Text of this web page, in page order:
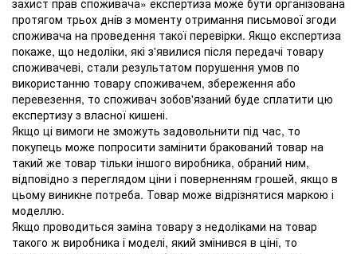
захист прав споживача» експертиза може бути організована
протягом трьох днів з моменту отримання письмової згоди
споживача на проведення такої перевірки. Якщо експертиза
покаже, що недоліки, які з'явилися після передачі товару
споживачеві, стали результатом порушення умов по
використанню товару споживачем, збереження або
перевезення, то споживач зобов'язаний буде сплатити цю
експертизу з власної кишені.
Якщо ці вимоги не зможуть задовольнити під час, то
покупець може попросити замінити бракований товар на
такий же товар тільки іншого виробника, обраний ним,
відповідно з переглядом ціни і поверненням грошей, якщо в
цьому виникне потреба. Товар може відрізнятися маркою і
моделлю.
Якщо проводиться заміна товару з недоліками на товар
такого ж виробника і моделі, який змінився в ціні, то